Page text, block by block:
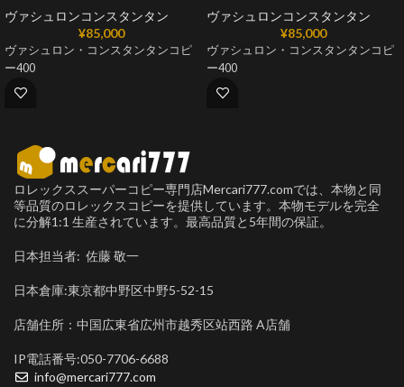
ヴァシュロンコンスタンタン
¥85,000
ヴァシュロン・コンスタンタンコピ
ー400
ヴァシュロンコンスタンタン
¥85,000
ヴァシュロン・コンスタンタンコピ
ー400
ロレックススーパーコピー専門店Mercari777.comでは、本物と同
等品質のロレックスコピーを提供しています。本物モデルを完全
に分解1:1 生産されています。最高品質と5年間の保証。
日本担当者: 佐藤 敬一
日本倉庫:東京都中野区中野5-52-15
店舗住所：中国広東省広州市越秀区站西路 A店舗
IP電話番号:050-7706-6688
info@mercari777.com